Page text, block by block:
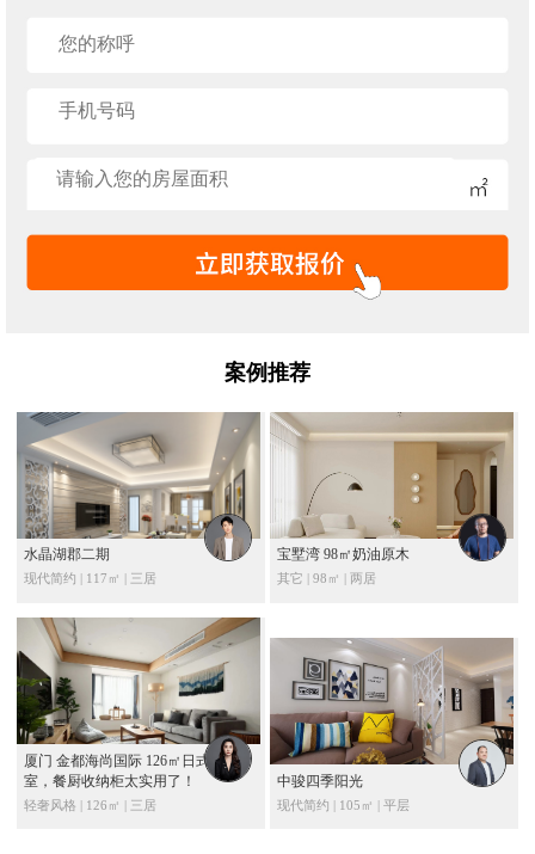
案例推荐
水晶湖郡二期
现代简约 | 117㎡ | 三居
宝墅湾 98㎡奶油原木
其它 | 98㎡ | 两居
厦门 金都海尚国际 126㎡日式三居
室，餐厨收纳柜太实用了！
轻奢风格 | 126㎡ | 三居
中骏四季阳光
现代简约 | 105㎡ | 平层